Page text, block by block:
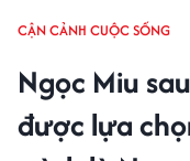
CẬN CẢNH CUỘC SỐNG
Ngọc Miu
được lựa